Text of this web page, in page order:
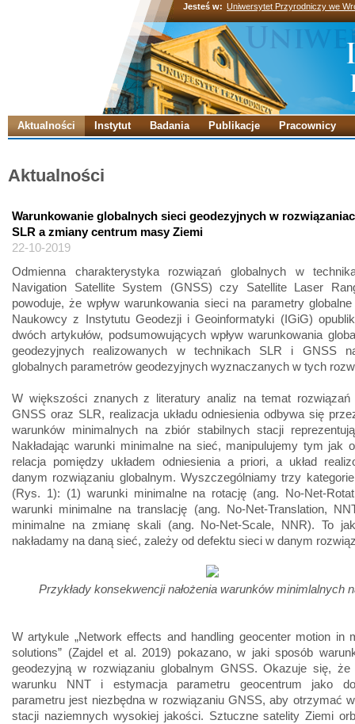
Jesteś w: Uniwersytet Przyrodniczy we
Aktualności Instytut Badania Publikacje Pracownicy
Aktualności
Warunkowanie globalnych sieci geodezyjnych w
SLR a zmiany centrum masy Ziemi
22-10-2019
Odmienna charakterystyka rozwiązań globalnych w
Navigation Satellite System (GNSS) czy Satellite Laser
powoduje, że wpływ warunkowania sieci na parametry
Naukowcy z Instytutu Geodezji i Geoinformatyki (IGiG)
dwóch artykułów, podsumowujących wpływ warunkowania
geodezyjnych realizowanych w technikach SLR i GNSS
globalnych parametrów geodezyjnych wyznaczanych w tych
W większości znanych z literatury analiz na temat rozwiązań
GNSS oraz SLR, realizacja układu odniesienia odbywa się
warunków minimalnych na zbiór stabilnych stacji
Nakładając warunki minimalne na sieć, manipulujemy tym jak
relacja pomiędzy układem odniesienia a priori, a układ
danym rozwiązaniu globalnym. Wyszczególniamy trzy
(Rys. 1): (1) warunki minimalne na rotację (ang. No-Net-
warunki minimalne na translację (ang. No-Net-Translation,
minimalne na zmianę skali (ang. No-Net-Scale, NNR). To
nakładamy na daną sieć, zależy od defektu sieci w danym
Przykłady konsekwencji nałożenia warunków minimlalnych
W artykule „Network effects and handling geocenter motion in
solutions” (Zajdel et al. 2019) pokazano, w jaki sposób
geodezyjną w rozwiązaniu globalnym GNSS. Okazuje się, że
warunku NNT i estymacja parametru geocentrum jako
parametru jest niezbędna w rozwiązaniu GNSS, aby otrzymać
stacji naziemnych wysokiej jakości. Sztuczne satelity Ziemi